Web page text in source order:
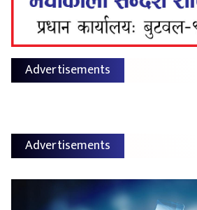
Advertisements
Advertisements